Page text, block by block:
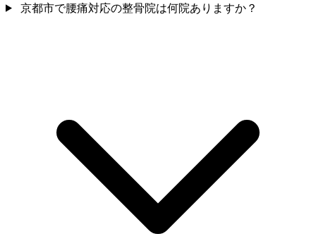
京都市で腰痛対応の整骨院は何院ありますか？